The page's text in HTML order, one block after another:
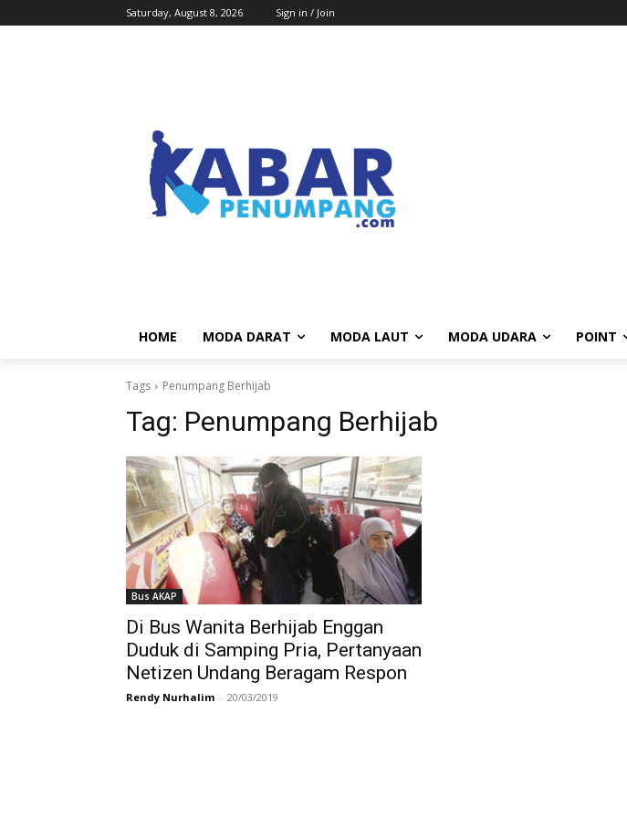
Saturday, August 8, 2026 Sign in / Join
HOME MODA DARAT MODA LAUT MODA UDARA POINT
Tags Penumpang Berhijab
Tag: Penumpang Berhijab
Bus AKAP
Di Bus Wanita Berhijab Enggan
Duduk di Samping Pria, Pertanyaan
Netizen Undang Beragam Respon
Rendy Nurhalim - 20/03/2019